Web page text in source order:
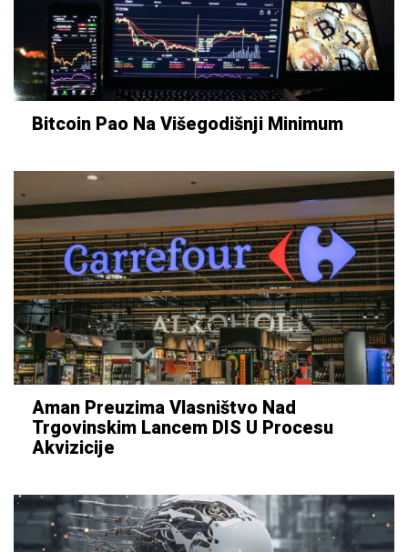
Bitcoin Pao Na Višegodišnji Minimum
Aman Preuzima Vlasništvo Nad
Trgovinskim Lancem DIS U Procesu
Akvizicije